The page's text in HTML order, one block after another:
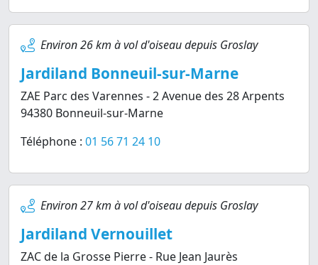
Environ 26 km à vol d'oiseau depuis Groslay
Jardiland Bonneuil-sur-Marne
ZAE Parc des Varennes - 2 Avenue des 28 Arpents
94380 Bonneuil-sur-Marne
Téléphone : 01 56 71 24 10
Environ 27 km à vol d'oiseau depuis Groslay
Jardiland Vernouillet
ZAC de la Grosse Pierre - Rue Jean Jaurès